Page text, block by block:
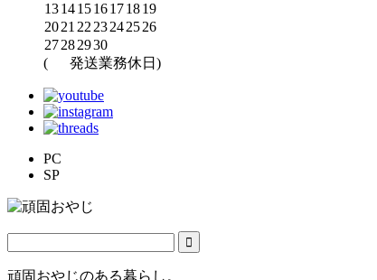
13141516171819
2021 22 23242526
27282930
(
発送業務休日)
PC
SP
頑固おやじのある暮らし。